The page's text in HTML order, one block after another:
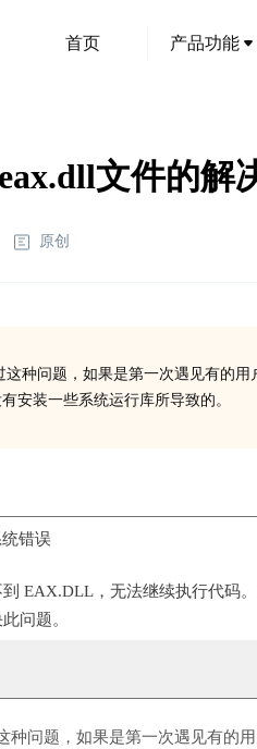
首页 产品功能
文件的解
原创
种问题，如果是第一次遇见有的用
安装一些系统运行库所导致的。
错误
到 EAX.DLL，无法继续执行代码
问题。
问题，如果是第一次遇见有的